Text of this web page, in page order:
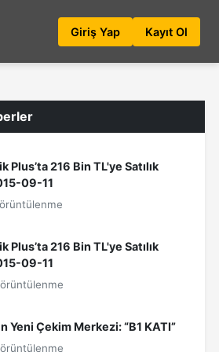
Giriş Yap Kayıt Ol
Plus’ta 216 Bin TL'ye Satılık
09-11
Plus’ta 216 Bin TL'ye Satılık
09-11
Yeni Çekim Merkezi: “B1 KATI”